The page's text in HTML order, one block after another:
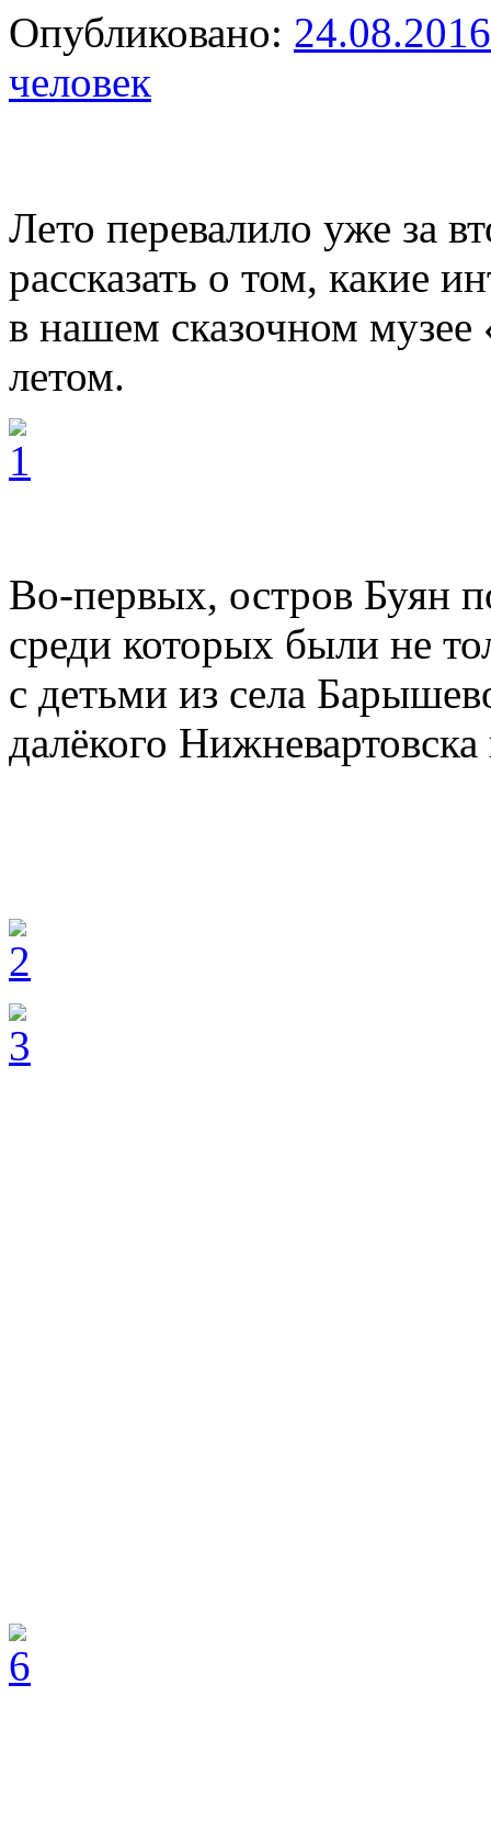
Опубликовано: 24.08.2016
человек
Лето перевалило уже за
рассказать о том, какие
в нашем сказочном
летом.
Во-первых, остров Буян
среди которых были не
с детьми из села
далёкого